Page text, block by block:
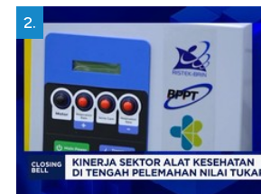
2.